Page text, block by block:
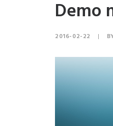
Demo
2016-02-22 |